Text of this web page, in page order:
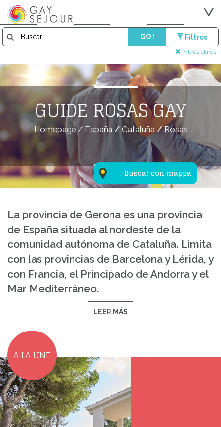
GO ! Filtros
Filtros claros
Buscar con mappa
GUIDE ROSAS GAY
Homepage/ España/ Cataluña/Rosas
La provincia de Gerona es una provincia
de España situada al nordeste de la
comunidad autónoma de Cataluña. Limita
con las provincias de Barcelona y Lérida, y
con Francia, el Principado de Andorra y el
Mar Mediterráneo.
LEER MÁS
A LA UNE